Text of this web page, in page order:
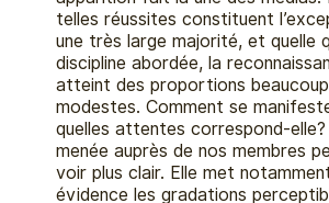
telles réussites constituent
une très large majorité, et quelle
discipline abordée, la
atteint des proportions
modestes. Comment se
quelles attentes correspond-
menée auprès de nos membres
voir plus clair. Elle met
évidence les gradations